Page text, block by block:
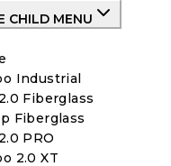
CHILD MENU
Industrial
Fiberglass
Fiberglass
PRO
2.0 XT